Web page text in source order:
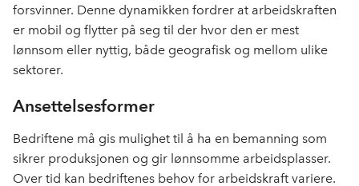
forsvinner. Denne dynamikken fordrer at arbeidskraften
er mobil og flytter på seg til der hvor den er mest
lønnsom eller nyttig, både geografisk og mellom ulike
sektorer.
Ansettelsesformer
Bedriftene må gis mulighet til å ha en bemanning som
sikrer produksjonen og gir lønnsomme arbeidsplasser.
Over tid kan bedriftenes behov for arbeidskraft variere.